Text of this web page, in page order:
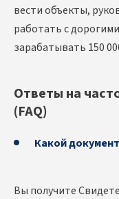
вести объекты,
работать с
зарабатывать 150
Ответы на
(FAQ)
Какой
Вы получите